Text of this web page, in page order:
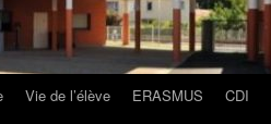
Vie de l’élève ERASMUS CDI